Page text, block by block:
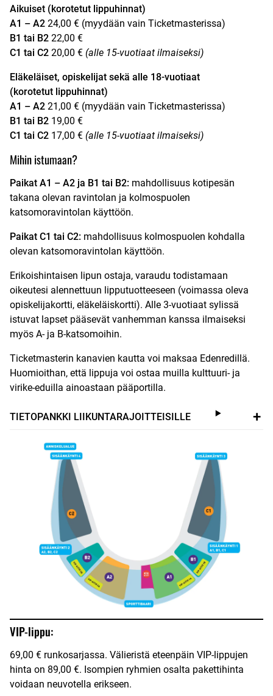
Aikuiset (korotetut lippuhinnat)
A1 – A2 24,00 € (myydään vain Ticketmasterissa)
B1 tai B2 22,00 €
C1 tai C2 20,00 € (alle 15-vuotiaat ilmaiseksi)
Eläkeläiset, opiskelijat sekä alle 18-vuotiaat
(korotetut lippuhinnat)
A1 – A2 21,00 € (myydään vain Ticketmasterissa)
B1 tai B2 19,00 €
C1 tai C2 17,00 € (alle 15-vuotiaat ilmaiseksi)
Mihin istumaan?
Paikat A1 – A2 ja B1 tai B2: mahdollisuus kotipesän
takana olevan ravintolan ja kolmospuolen
katsomoravintolan käyttöön.
Paikat C1 tai C2: mahdollisuus kolmospuolen kohdalla
olevan katsomoravintolan käyttöön.
Erikoishintaisen lipun ostaja, varaudu todistamaan
oikeutesi alennettuun lipputuotteeseen (voimassa oleva
opiskelijakortti, eläkeläiskortti). Alle 3-vuotiaat sylissä
istuvat lapset pääsevät vanhemman kanssa ilmaiseksi
myös A- ja B-katsomoihin.
Ticketmasterin kanavien kautta voi maksaa Edenredillä.
Huomioithan, että lippuja voi ostaa muilla kulttuuri- ja
virike-eduilla ainoastaan pääportilla.
TIETOPANKKI LIIKUNTARAJOITTEISILLE
VIP-lippu:
69,00 € runkosarjassa. Välieristä eteenpäin VIP-lippujen
hinta on 89,00 €. Isompien ryhmien osalta pakettihinta
voidaan neuvotella erikseen.